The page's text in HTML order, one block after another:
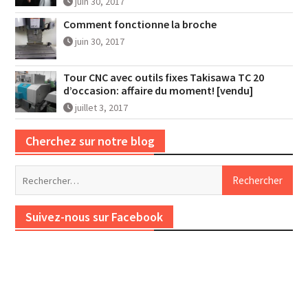
Comment fonctionne la broche
juin 30, 2017
Tour CNC avec outils fixes Takisawa TC 20
d’occasion: affaire du moment! [vendu]
juillet 3, 2017
Cherchez sur notre blog
Suivez-nous sur Facebook